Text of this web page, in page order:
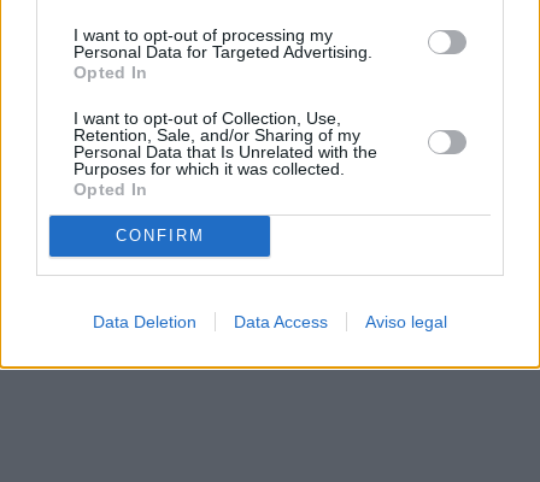
I want to opt-out of processing my
Personal Data for Targeted Advertising.
Opted In
I want to opt-out of Collection, Use,
Retention, Sale, and/or Sharing of my
Personal Data that Is Unrelated with the
Purposes for which it was collected.
Opted In
CONFIRM
Data Deletion Data Access Aviso legal